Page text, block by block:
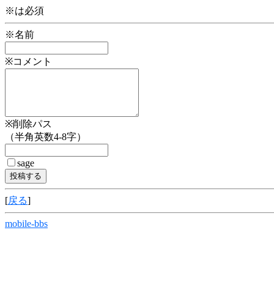
※は必須
※名前
※コメント
※削除パス
（半角英数4-8字）
sage
[戻る]
mobile-bbs